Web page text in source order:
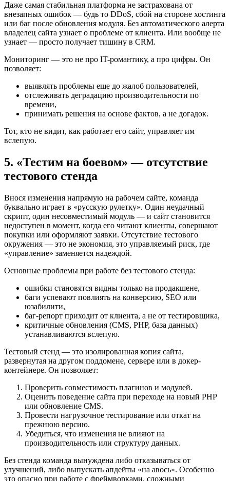
Даже самая стабильная платформа не застрахована от
внезапных ошибок — будь то DDoS, сбой на стороне хостинга
или баг после обновления модуля. Без автоматического алерта
владелец сайта узнает о проблеме от клиента. Или вообще не
узнает — просто получает тишину в CRM.
Мониторинг — это не про IT-романтику, а про цифры. Он
позволяет:
выявлять проблемы еще до жалоб пользователей,
отслеживать деградацию производительности по
времени,
принимать решения на основе фактов, а не догадок.
Тот, кто не видит, как работает его сайт, управляет им
вслепую.
5. «Тестим на боевом» — отсутствие
тестового стенда
Внося изменения напрямую на рабочем сайте, команда
буквально играет в «русскую рулетку». Один неудачный
скрипт, один несовместимый модуль — и сайт становится
недоступен в момент, когда его читают клиенты, совершают
покупки или оформляют заявки. Отсутствие тестового
окружения — это не экономия, это управляемый риск, где
«управление» заменяется надеждой.
Основные проблемы при работе без тестового стенда:
ошибки становятся видны только на продакшене,
баги успевают повлиять на конверсию, SEO или
юзабилити,
баг-репорт приходит от клиента, а не от тестировщика,
критичные обновления (CMS, PHP, база данных)
устанавливаются вслепую.
Тестовый стенд — это изолированная копия сайта,
развернутая на другом поддомене, сервере или в докер-
контейнере. Он позволяет:
Проверить совместимость плагинов и модулей.
Оценить поведение сайта при переходе на новый PHP
или обновление CMS.
Провести нагрузочное тестирование или откат на
прежнюю версию.
Убедиться, что изменения не влияют на
производительность или структуру данных.
Без стенда команда вынуждена либо отказываться от
улучшений, либо выпускать апдейты «на авось». Особенно
это опасно при работе с фреймворками, сложными